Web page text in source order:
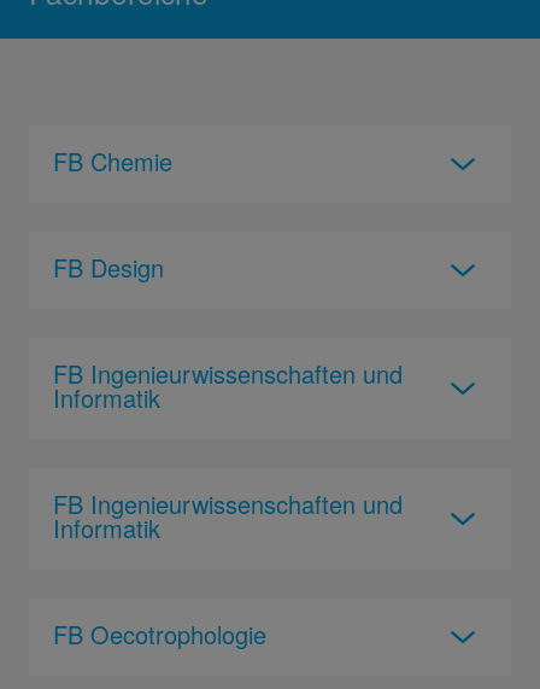
FB Chemie
FB Design
FB Ingenieurwissenschaften und
Informatik
FB Ingenieurwissenschaften und
Informatik
FB Oecotrophologie